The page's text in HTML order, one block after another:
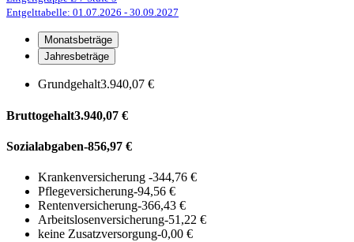
Entgelttabelle: 01.07.2026 - 30.09.2027
Monatsbeträge
Jahresbeträge
Grundgehalt3.940,07 €
Bruttogehalt3.940,07 €
Sozialabgaben-856,97 €
Krankenversicherung -344,76 €
Pflegeversicherung-94,56 €
Rentenversicherung-366,43 €
Arbeitslosenversicherung-51,22 €
keine Zusatzversorgung-0,00 €